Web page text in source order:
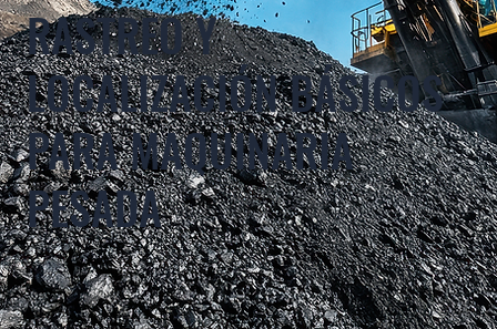
RASTREO Y
LOCALIZACIÓN BÁSICOS
PARA MAQUINARIA
PESADA